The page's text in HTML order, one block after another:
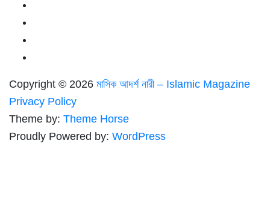
Copyright © 2026 মাসিক আদর্শ নারী – Islamic Magazine
Privacy Policy
Theme by: Theme Horse
Proudly Powered by: WordPress